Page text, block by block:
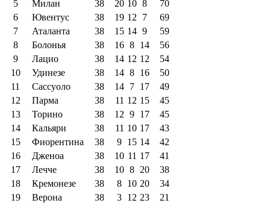
5
Милан 38 20 10 8
70
6
Ювентус 38 19 12 7
69
7
Аталанта 38 15 14 9
59
8
Болонья 38 16 8 14
56
9
Лацио 38 14 12 12
54
10
Удинезе 38 14 8 16
50
11
Сассуоло 38 14 7 17
49
12
Парма 38 11 12 15
45
13
Торино 38 12 9 17
45
14
Кальяри 38 11 10 17
43
15
Фиорентина 38 9 15 14
42
16
Дженоа 38 10 11 17
41
17
Лечче 38 10 8 20
38
18
Кремонезе 38 8 10 20
34
19
Верона 38 3 12 23
21